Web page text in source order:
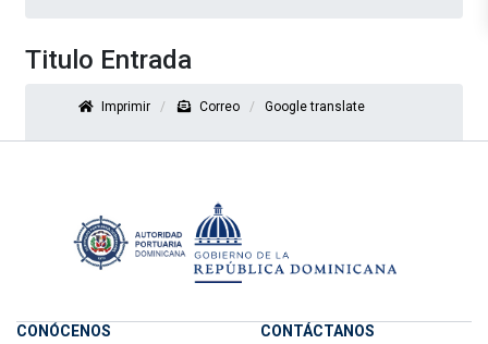
Titulo Entrada
Imprimir Correo Google translate
CONÓCENOS CONTÁCTANOS